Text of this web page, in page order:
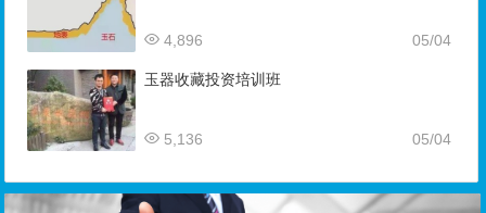
05/04
4,896
玉器收藏投资培训班
05/04
5,136